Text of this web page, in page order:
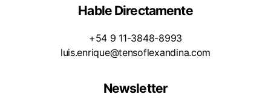
Hable Directamente
+54 9 11-3848-8993
luis.enrique@tensoflexandina.com
Newsletter